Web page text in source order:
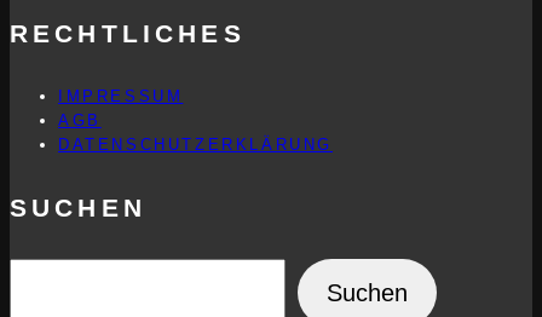
RECHTLICHES
IMPRESSUM
AGB
DATENSCHUTZERKLÄRUNG
SUCHEN
Suchen